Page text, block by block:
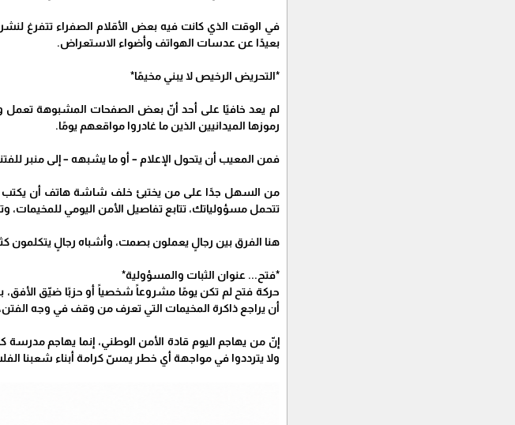
في الوقت الذي كانت فيه بعض الأقلام الصفراء تتفرغ لنشر
بعيدًا عن عدسات الهواتف وأضواء الاستعراض.
*التحريض الرخيص لا يبني مخيمًا*
لم يعد خافيًا على أحد أنّ بعض الصفحات المشبوهة
رموزها الميدانيين الذين ما غادروا مواقعهم يومًا.
فمن المعيب أن يتحول الإعلام – أو ما يشبهه – إلى منبر
من السهل جدًا على من يختبئ خلف شاشة هاتف أن يكتب ما
تتحمل مسؤولياتك، تتابع تفاصيل الأمن اليومي للمخيمات،
هنا الفرق بين رجالٍ يعملون بصمت، وأشباه رجالٍ يتكلمون
*فتح... عنوان الثبات والمسؤولية*
حركة فتح لم تكن يومًا مشروعاً شخصياً أو حزبًا ضيّق الأفق،
أن يراجع ذاكرة المخيمات التي تعرف من وقف في وجه
إنّ من يهاجم اليوم قادة الأمن الوطني، إنما يهاجم مدرسة
ولا يترددوا في مواجهة أي خطر يمسّ كرامة أبناء شعبنا